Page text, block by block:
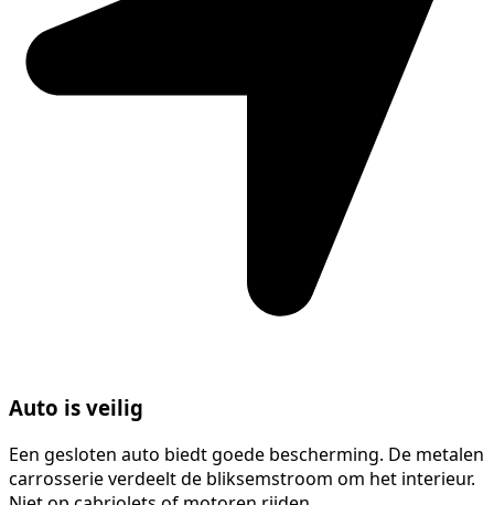
Auto is veilig
Een gesloten auto biedt goede bescherming. De metalen
carrosserie verdeelt de bliksemstroom om het interieur.